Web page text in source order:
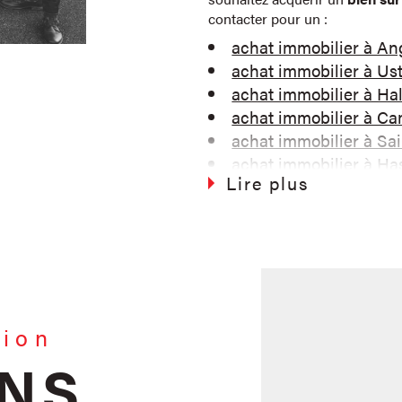
contacter pour un :
achat immobilier à
achat immobilier à
achat immobilier à
achat immobilier à
achat immobilier à
achat immobilier à
achat immobilier à
Lire plus